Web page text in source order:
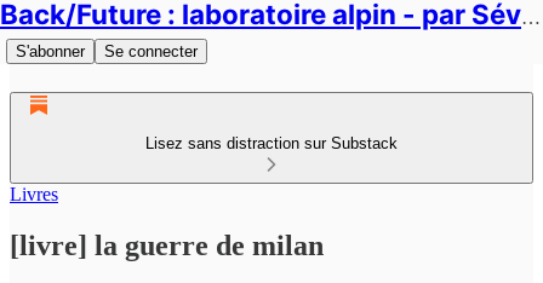
Back/Future : laboratoire alpin - par Séverin Duc
S'abonner Se connecter
Lisez sans distraction sur Substack
Livres
[livre] la guerre de milan